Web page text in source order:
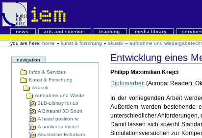
news arts and science teaching media library services
you are here: home » kunst & forschung » akustik » aufnahme und
navigation
Infos & Services
Kunst & Forschung
Akustik
Aufnahme und Wiede
3LD-Library for Lo
A Binaural 3D Soun
A head position re
A nonlinear model
Akustische Echokom
Entwicklung eines
Philipp Maximilian Krejci
Diplomarbeit(Acrobat Reader),
In der vorliegenden Arbeit
Außerdem werden bestehende
unterschiedlicher
Damit lassen sich sowohl
Simulationsversuchen zur